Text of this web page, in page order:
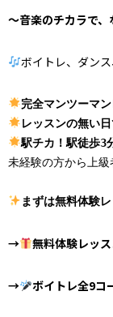
～音楽のチカラで
ボイトレ、ダン
駅チカ！駅徒歩3
未経験の方から上
まずは無料体験
→ 無料体験レッ
→ ボイトレ全9コ